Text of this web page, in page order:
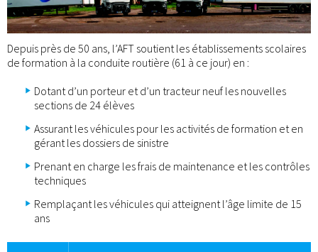
Depuis près de 50 ans, l’AFT soutient les établissements scolaires
de formation à la conduite routière (61 à ce jour) en :
Dotant d’un porteur et d’un tracteur neuf les nouvelles
sections de 24 élèves
Assurant les véhicules pour les activités de formation et en
gérant les dossiers de sinistre
Prenant en charge les frais de maintenance et les contrôles
techniques
Remplaçant les véhicules qui atteignent l’âge limite de 15
ans